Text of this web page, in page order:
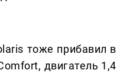
тоже прибавил в
двигатель 1,4